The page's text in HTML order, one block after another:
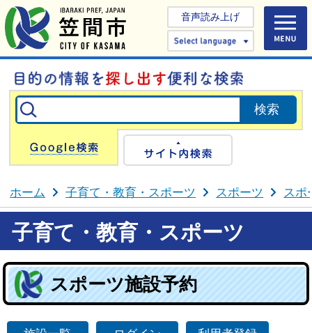
音声読み上げ
Select
Google検索
ホーム 子育て・教育・スポーツ スポーツ スポ
子育て・教育・スポーツ
スポーツ施設予約